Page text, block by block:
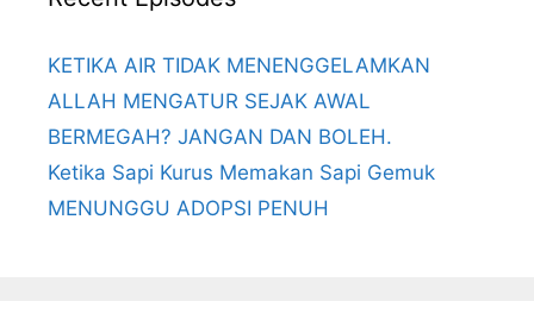
KETIKA AIR TIDAK MENENGGELAMKAN
ALLAH MENGATUR SEJAK AWAL
BERMEGAH? JANGAN DAN BOLEH.
Ketika Sapi Kurus Memakan Sapi Gemuk
MENUNGGU ADOPSI PENUH